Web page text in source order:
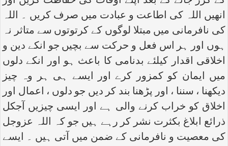
انھیں اللہ کی اطاعت و عبادت میں صرف کریں ۔ اللہ
کی نافرمانی میں مبتلا لوگوں کے کرتوتوں سے متاثر نہ
ہوں اور ہر اس فعل و حرکت سے بچیں جو انکے دین و
اخلاقی اقدار کیلئے بدنامی کا باعث ہو اور انکے دلوں
میں ایمان کو کمزور کرے اور ایسے ہی ہر وہ چیز
دیکھنا ، سننا ، اور پڑھنا بند کر دیں جو دلوں ، اعمال اور
اخلاق کو خراب کرنے والی ہے اور ایسی چیزیں آجکل
ذرائع ابلاغ بکثرت نشر کر رہے ہیں جو کہ اللہ عزوجل
کی معصیت و نافرمانی کے ضمن میں آتی ہیں ۔ ایسے